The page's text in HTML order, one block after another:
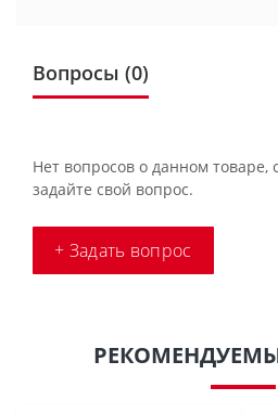
Вопросы (0)
Нет вопросов о данном товаре,
задайте свой вопрос.
+ Задать вопрос